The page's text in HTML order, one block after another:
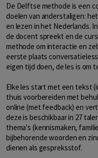
De Delftse methode is een
doelen van anderstaligen:
en lezen in het Nederlands.
de docent spreekt en de
methode om interactie en
eerste plaats
eigen tijd doen, de les is om
Elke les start met een tekst
thuis voorbereiden met
online (met feedback) en
deze is beschikbaar in 27
thema's (kennismaken,
bijbehorende woorden en
dienen als gespreksstof.